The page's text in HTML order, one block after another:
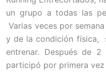
un grupo a todas las
Varias veces por
y de la condición física,
entrenar. Después de
participó por primera